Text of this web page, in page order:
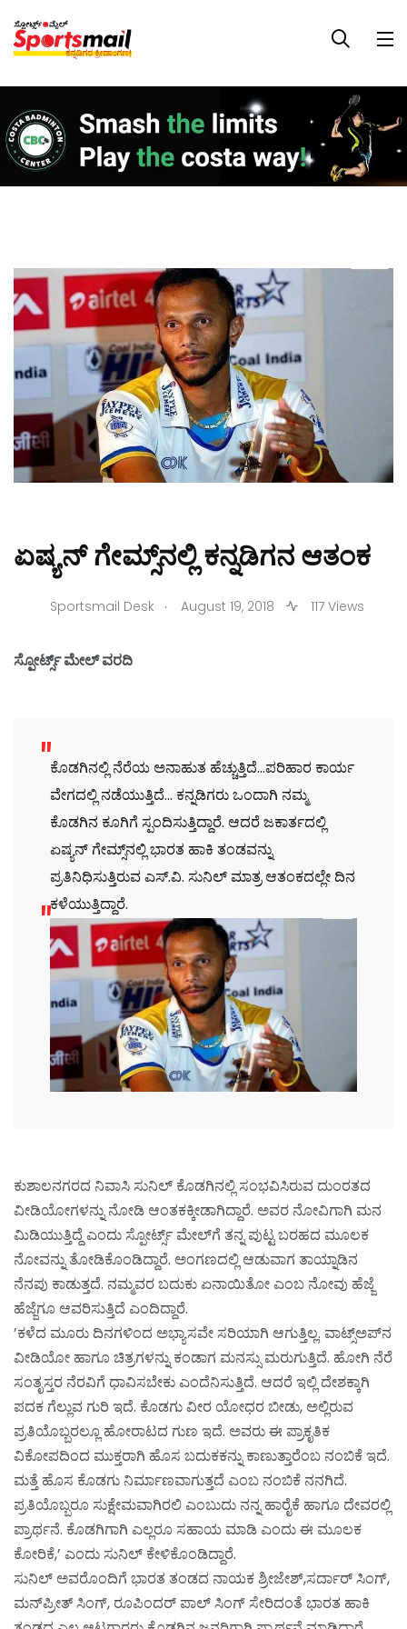
ಏಷ್ಯನ್ ಗೇಮ್ಸ್‌ನಲ್ಲಿ ಕನ್ನಡಿಗನ ಆತಂಕ
Sportsmail Desk . August 19, 2018 117 Views
ಸ್ಪೋರ್ಟ್ಸ್ ಮೇಲ್ ವರದಿ
ಕೊಡಗಿನಲ್ಲಿ ನೆರೆಯ ಅನಾಹುತ ಹೆಚ್ಚುತ್ತಿದೆ…ಪರಿಹಾರ ಕಾರ್ಯ
ವೇಗದಲ್ಲಿ ನಡೆಯುತ್ತಿದೆ… ಕನ್ನಡಿಗರು ಒಂದಾಗಿ ನಮ್ಮ
ಕೊಡಗಿನ ಕೂಗಿಗೆ ಸ್ಪಂದಿಸುತ್ತಿದ್ದಾರೆ. ಆದರೆ ಜಕಾರ್ತದಲ್ಲಿ
ಏಷ್ಯನ್ ಗೇಮ್ಸ್‌ನಲ್ಲಿ ಭಾರತ ಹಾಕಿ ತಂಡವನ್ನು
ಪ್ರತಿನಿಧಿಸುತ್ತಿರುವ ಎಸ್.ವಿ. ಸುನಿಲ್ ಮಾತ್ರ ಆತಂಕದಲ್ಲೇ ದಿನ
ಕಳೆಯುತ್ತಿದ್ದಾರೆ.
ಕುಶಾಲನಗರದ ನಿವಾಸಿ ಸುನಿಲ್ ಕೊಡಗಿನಲ್ಲಿ ಸಂಭವಿಸಿರುವ ದುಂರತದ
ವೀಡಿಯೋಗಳನ್ನು ನೋಡಿ ಆಂತಕಕ್ಕೀಡಾಗಿದ್ದಾರೆ. ಅವರ ನೋವಿಗಾಗಿ ಮನ
ಮಿಡಿಯುತ್ತಿದ್ದೆ ಎಂದು ಸ್ಪೋರ್ಟ್ಸ್ ಮೇಲ್‌ಗೆ ತನ್ನ ಪುಟ್ಟ ಬರಹದ ಮೂಲಕ
ನೋವನ್ನು ತೋಡಿಕೊಂಡಿದ್ದಾರೆ. ಅಂಗಣದಲ್ಲಿ ಆಡುವಾಗ ತಾಯ್ನಾಡಿನ
ನೆನಪು ಕಾಡುತ್ತದೆ. ನಮ್ಮವರ ಬದುಕು ಏನಾಯಿತೋ ಎಂಬ ನೋವು ಹೆಜ್ಜೆ
ಹೆಜ್ಜೆಗೂ ಆವರಿಸುತ್ತಿದೆ ಎಂದಿದ್ದಾರೆ.
’ಕಳೆದ ಮೂರು ದಿನಗಳಿಂದ ಅಭ್ಯಾಸವೇ ಸರಿಯಾಗಿ ಆಗುತ್ತಿಲ್ಲ. ವಾಟ್ಸ್‌ಅಪ್‌ನ
ವೀಡಿಯೋ ಹಾಗೂ ಚಿತ್ರಗಳನ್ನು ಕಂಡಾಗ ಮನಸ್ಸು ಮರುಗುತ್ತಿದೆ. ಹೋಗಿ ನೆರೆ
ಸಂತೃಸ್ತರ ನೆರವಿಗೆ ಧಾವಿಸಬೇಕು ಎಂದೆನಿಸುತ್ತಿದೆ. ಆದರೆ ಇಲ್ಲಿ ದೇಶಕ್ಕಾಗಿ
ಪದಕ ಗೆಲ್ಲುವ ಗುರಿ ಇದೆ. ಕೊಡಗು ವೀರ ಯೋಧರ ಬೀಡು, ಅಲ್ಲಿರುವ
ಪ್ರತಿಯೊಬ್ಬರಲ್ಲೂ ಹೋರಾಟದ ಗುಣ ಇದೆ. ಅವರು ಈ ಪ್ರಾಕೃತಿಕ
ವಿಕೋಪದಿಂದ ಮುಕ್ತರಾಗಿ ಹೊಸ ಬದುಕಕನ್ನು ಕಾಣುತ್ತಾರೆಂಬ ನಂಬಿಕೆ ಇದೆ.
ಮತ್ತೆ ಹೊಸ ಕೊಡಗು ನಿರ್ಮಾಣವಾಗುತ್ತದೆ ಎಂಬ ನಂಬಿಕೆ ನನಗಿದೆ.
ಪ್ರತಿಯೊಬ್ಬರೂ ಸುಕ್ಷೇಮವಾಗಿರಲಿ ಎಂಬುದು ನನ್ನ ಹಾರೈಕೆ ಹಾಗೂ ದೇವರಲ್ಲಿ
ಪ್ರಾರ್ಥನೆ. ಕೊಡಗಿಗಾಗಿ ಎಲ್ಲರೂ ಸಹಾಯ ಮಾಡಿ ಎಂದು ಈ ಮೂಲಕ
ಕೋರಿಕೆ,’ ಎಂದು ಸುನಿಲ್ ಕೇಳಿಕೊಂಡಿದ್ದಾರೆ.
ಸುನಿಲ್ ಅವರೊಂದಿಗೆ ಭಾರತ ತಂಡದ ನಾಯಕ ಶ್ರೀಜೇಶ್,ಸರ್ದಾರ್ ಸಿಂಗ್,
ಮನ್‌ಪ್ರೀತ್ ಸಿಂಗ್, ರೂಪಿಂದರ್ ಪಾಲ್ ಸಿಂಗ್ ಸೇರಿದಂತೆ ಭಾರತ ಹಾಕಿ